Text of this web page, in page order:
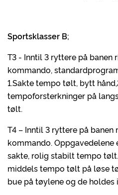
Sportsklasser B;
T3 - Inntil 3 ryttere på banen
kommando,
1.Sakte tempo tølt, bytt
tempoforsterkninger på
tølt.
T4 – Inntil 3 ryttere på banen
kommando. Oppgavedelene
sakte, rolig stabilt tempo
middels tempo tølt på løse
bue på tøylene og de holdes